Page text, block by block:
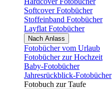
Softcover Fotobücher
Stoffeinband Fotobücher
Layflat Fotobücher
Nach Anlass
Fotobücher vom Urlaub
Fotobücher zur Hochzeit
Baby-Fotobücher
Jahresrückblick-Fotobücher
Fotobuch zur Taufe